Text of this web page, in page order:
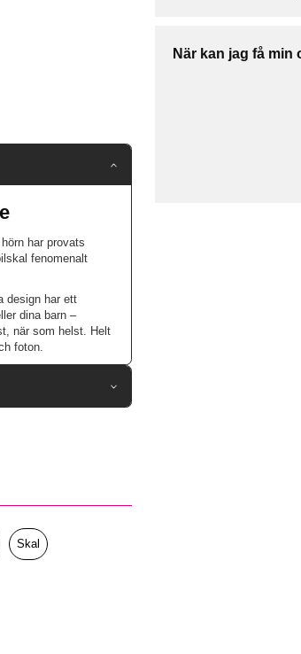
När kan jag få min
har provats
fenomenalt
design har ett
dina barn –
när som helst. Helt
foton.
Stöttålig
Genomskinlig, Svart
Mjukplast (TPU)
Skal